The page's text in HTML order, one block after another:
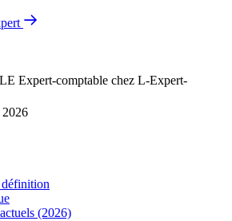
Expert-comptable chez L-Expert-
(2026)